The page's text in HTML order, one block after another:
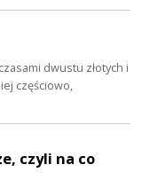
dwustu złotych i
częściowo,
czyli na co